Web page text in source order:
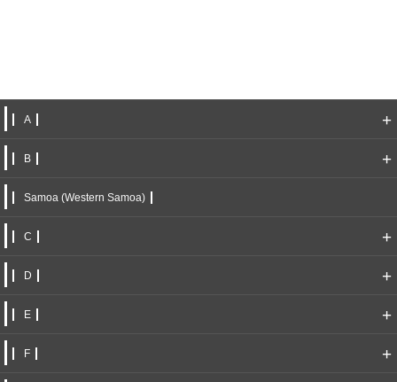
A +
B +
Samoa (Western Samoa)
C +
D +
E +
F +